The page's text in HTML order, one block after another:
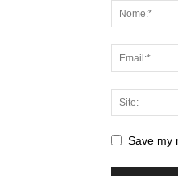
Save my